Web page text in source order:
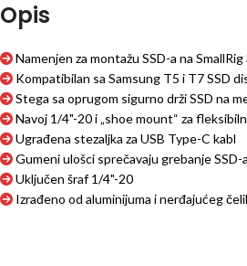
Opis
Namenjen za montažu SSD-a na
Kompatibilan sa Samsung T5 i T7 SSD
Stega sa oprugom sigurno drži SSD na
Navoj 1/4"-20 i „shoe mount“ za
Ugrađena stezaljka za USB Type-C kabl
Gumeni ulošci sprečavaju grebanje SSD-a
Uključen šraf 1/4"-20
Izrađeno od aluminijuma i nerđajućeg